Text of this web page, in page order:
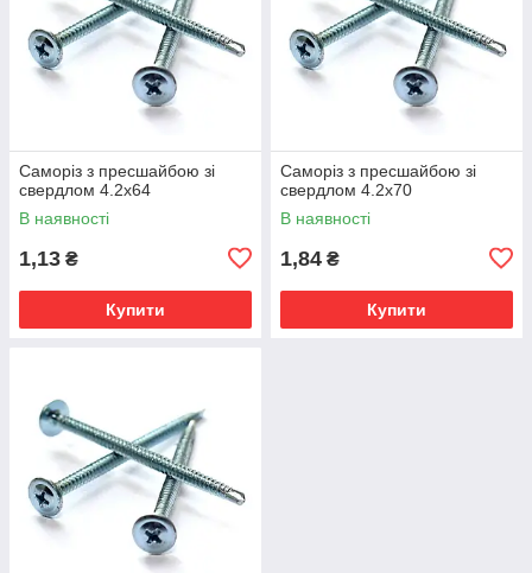
Саморіз з пресшайбою зі
свердлом 4.2х64
В наявності
1,13 ₴
Купити
Саморіз з пресшайбою зі
свердлом 4.2х70
В наявності
1,84 ₴
Купити